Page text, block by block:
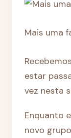
Mais uma
estar
vez nesta
Enquanto
novo